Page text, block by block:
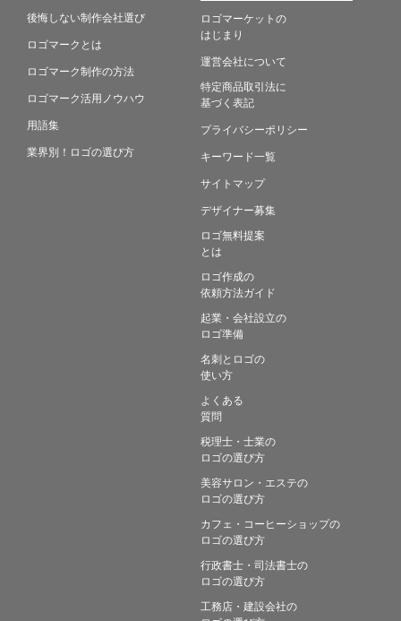
後悔しない制作会社選び
ロゴマークとは
ロゴマーク制作の方法
ロゴマーク活用ノウハウ
用語集
業界別！ロゴの選び方
ロゴマーケットの
はじまり
運営会社について
特定商品取引法に
基づく表記
プライバシーポリシー
キーワード一覧
サイトマップ
デザイナー募集
ロゴ無料提案
とは
ロゴ作成の
依頼方法ガイド
起業・会社設立の
ロゴ準備
名刺とロゴの
使い方
よくある
質問
税理士・士業の
ロゴの選び方
美容サロン・エステの
ロゴの選び方
カフェ・コーヒーショップの
ロゴの選び方
行政書士・司法書士の
ロゴの選び方
工務店・建設会社の